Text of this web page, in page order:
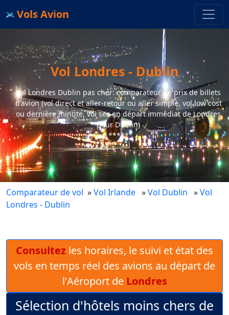
Vols Avion
Vol Londres - Dublin
Vol Londres Dublin pas cher: comparateur de prix de billets
d'avion (vol direct et aller-retour ou aller simple, vol low cost
ou dernière minute, vol sec en départ immédiat de Londres
pour Dublin)
*****
Comparateur de vol »Vol Irlande »Vol Dublin »Vol
Londres - Dublin
Consultez les horaires, le suivi et état des
vols en temps réel des avions au départ de
l'Aéroport de Londres
Sélection d'hôtels moins chers de